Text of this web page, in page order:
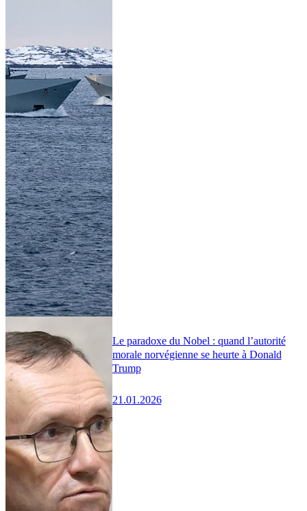
Le paradoxe du Nobel : quand l’autorité
morale norvégienne se heurte à Donald
Trump
21.01.2026